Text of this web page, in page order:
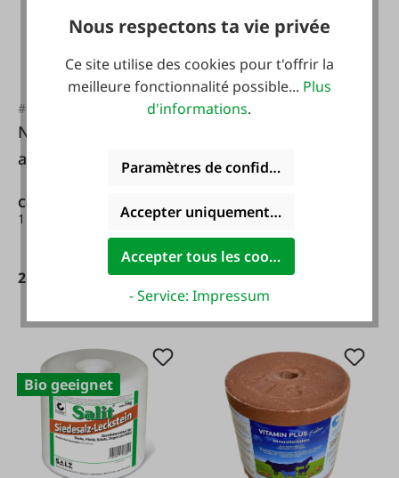
#FA122438
Nourriture pour
abeilles Apiinvert
Contenu :
1 kg)
21,99 €* 29,99 €*
abeilles Apiinvert
28kg
Contenu :
1 kg)
37,99 €*
Bio geeignet
Nous respectons ta vie privée
Ce site utilise des cookies pour t'offrir la
meilleure fonctionnalité possible... Plus
d'informations.
Paramètres de confidentialité
Accepter uniquement les cookies
Accepter tous les cookies
- Service: Impressum